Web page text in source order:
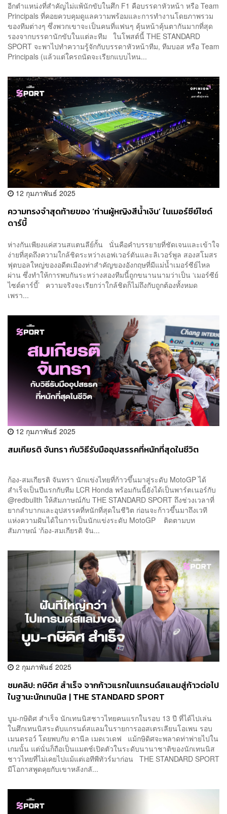
อีกตำแหน่งที่สำคัญไม่แพ้นักขับในศึก F1 คือบรรดาหัวหน้า หรือ Team
Principals ที่คอยควบคุมดูแลความพร้อมและการทำงานโดยภาพรวม
ของทีมต่างๆ ซึ่งพวกเขาจะเป็นคนที่แฟนๆ คุ้นหน้าคุ้นตากันมากที่สุด
รองจากบรรดานักขับในแต่ละทีม ในโพสต์นี้ THE STANDARD
SPORT จะพาไปทำความรู้จักกับบรรดาหัวหน้าทีม, ทีมบอส หรือ Team
Principals (แล้วแต่ใครถนัดจะเรียกแบบไหน...
12 กุมภาพันธ์ 2025
ความทรงจำสุดท้ายของ ‘ท่านผู้หญิงสีน้ำเงิน’ ในเมอร์ซีย์ไซด์
ดาร์บี้
ห่างกันเพียงแค่สวนสแตนลีย์กั้น นั่นคือคำบรรยายที่ชัดเจนและเข้าใจ
ง่ายที่สุดถึงความใกล้ชิดระหว่างเอฟเวอร์ตันและลิเวอร์พูล สองสโมสร
ฟุตบอลใหญ่ของอดีตเมืองท่าสำคัญของอังกฤษที่มีแม่น้ำเมอร์ซีย์ไหล
ผ่าน ซึ่งทำให้การพบกันระหว่างสองทีมนี้ถูกขนานนามว่าเป็น ‘เมอร์ซีย์
ไซด์ดาร์บี้’ ความจริงจะเรียกว่าใกล้ชิดก็ไม่ถึงกับถูกต้องทั้งหมด
เพรา...
12 กุมภาพันธ์ 2025
สมเกียรติ จันทรา กับวิธีรับมืออุปสรรคที่หนักที่สุดในชีวิต
ก้อง-สมเกียรติ จันทรา นักแข่งไทยที่ก้าวขึ้นมาสู่ระดับ MotoGP ได้
สำเร็จเป็นปีแรกกับทีม LCR Honda พร้อมกันนี้ยังได้เป็นพาร์ตเนอร์กับ
@redbullth ให้สัมภาษณ์กับ THE STANDARD SPORT ถึงช่วงเวลาที่
ยากลำบากและอุปสรรคที่หนักที่สุดในชีวิต ก่อนจะก้าวขึ้นมาถึงเวที
แห่งความฝันได้ในการเป็นนักแข่งระดับ MotoGP ติดตามบท
สัมภาษณ์ ‘ก้อง-สมเกียรติ จัน...
2 กุมภาพันธ์ 2025
ชมคลิป: กษิดิศ สำเร็จ จากก้าวแรกในแกรนด์สแลมสู่ก้าวต่อไป
ในฐานะนักเทนนิส | THE STANDARD SPORT
บูม-กษิดิศ สำเร็จ นักเทนนิสชาวไทยคนแรกในรอบ 13 ปี ที่ได้ไปเล่น
ในศึกเทนนิสระดับแกรนด์สแลมในรายการออสเตรเลียนโอเพน รอบ
เมนดรอว์ โดยพบกับ ดานีล เมดเวเดฟ แม้กษิดิศจะพลาดท่าพ่ายไปใน
เกมนั้น แต่นั่นก็ถือเป็นแมตช์เปิดตัวในระดับนานาชาติของนักเทนนิส
ชาวไทยที่ไม่เคยไปแม้แต่เอทีพีทัวร์มาก่อน THE STANDARD SPORT
มีโอกาสพูดคุยกับเขาหลังกลั...